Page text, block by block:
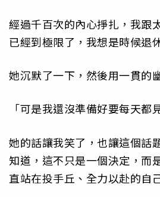
經過千百次的內心掙扎，我跟
已經到極限了，我想是時候退
她沉默了一下，然後用一貫的
「可是我還沒準備好要每天都
她的話讓我笑了，也讓這個話
知道，這不只是一個決定，而
直站在投手丘、全力以赴的自